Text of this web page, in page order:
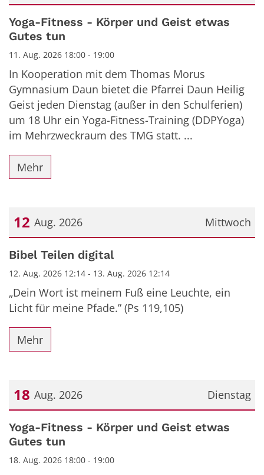
Datum: 11. August 2026
Yoga-Fitness - Körper und Geist etwas
Gutes tun
11. Aug. 2026 18:00 - 19:00
In Kooperation mit dem Thomas Morus
Gymnasium Daun bietet die Pfarrei Daun Heilig
Geist jeden Dienstag (außer in den Schulferien)
um 18 Uhr ein Yoga-Fitness-Training (DDPYoga)
im Mehrzweckraum des TMG statt. ...
Mehr
Mittwoch
12 Aug. 2026
Datum: 12. August 2026
Bibel Teilen digital
12. Aug. 2026 12:14 - 13. Aug. 2026 12:14
„Dein Wort ist meinem Fuß eine Leuchte, ein
Licht für meine Pfade.” (Ps 119,105)
Mehr
Dienstag
18 Aug. 2026
Datum: 18. August 2026
Yoga-Fitness - Körper und Geist etwas
Gutes tun
18. Aug. 2026 18:00 - 19:00